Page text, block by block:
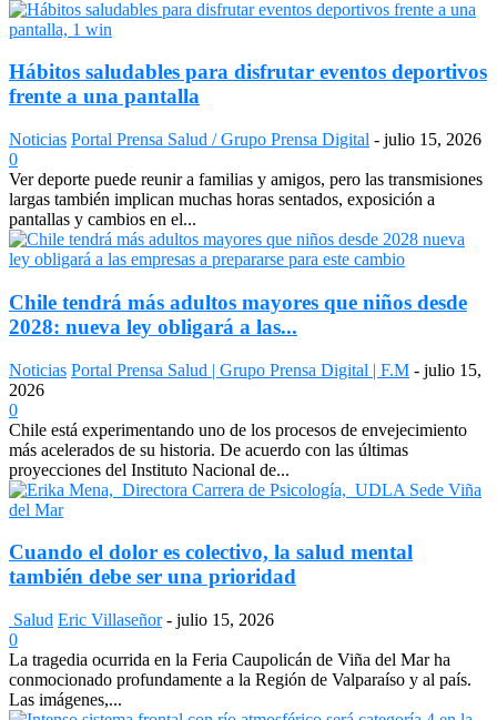
Hábitos saludables para disfrutar eventos deportivos
frente a una pantalla
Noticias Portal Prensa Salud / Grupo Prensa Digital - julio 15, 2026
0
Ver deporte puede reunir a familias y amigos, pero las transmisiones
largas también implican muchas horas sentados, exposición a
pantallas y cambios en el...
Chile tendrá más adultos mayores que niños desde
2028: nueva ley obligará a las...
Noticias Portal Prensa Salud | Grupo Prensa Digital | F.M - julio 15,
2026
0
Chile está experimentando uno de los procesos de envejecimiento
más acelerados de su historia. De acuerdo con las últimas
proyecciones del Instituto Nacional de...
Cuando el dolor es colectivo, la salud mental
también debe ser una prioridad
Salud Eric Villaseñor - julio 15, 2026
0
La tragedia ocurrida en la Feria Caupolicán de Viña del Mar ha
conmocionado profundamente a la Región de Valparaíso y al país.
Las imágenes,...